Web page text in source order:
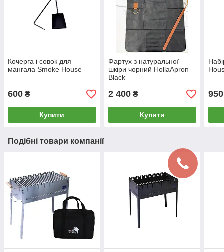
Кочерга і совок для
мангала Smoke House
600 ₴
Купити
Фартух з натуральної
шкіри чорний HollaApron
Black
2 400₴
Купити
950
Подібні товари компанії